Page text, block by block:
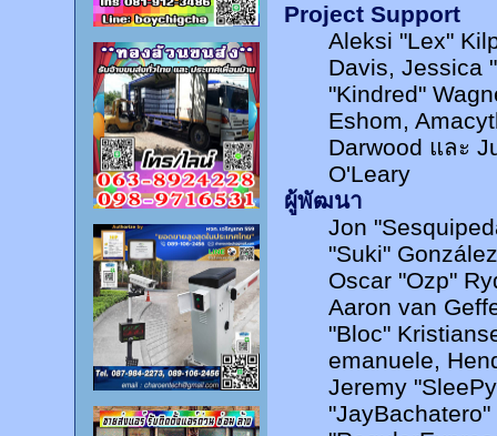
Project Support
Aleksi "Lex"
Davis, Jessica
"Kindred"
Eshom,
Darwood และ
O'Leary
ผู้พัฒนา
Jon
"Suki"
Oscar "Ozp"
Aaron van
"Bloc"
emanuele,
Jeremy